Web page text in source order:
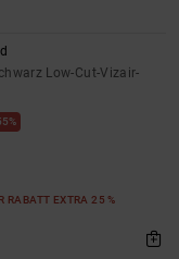
Low-Cut-Vizair-
RABATT EXTRA 25 %